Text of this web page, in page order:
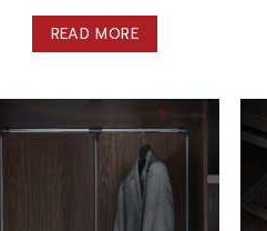
READ MORE